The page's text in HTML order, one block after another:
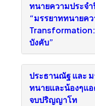
ทนายความประจ
“มรรยาททนายค
Transformation:
บังคับ”
ประธานณัฐ และ
ทนายและน้องๆแ
จบปริญญาโท